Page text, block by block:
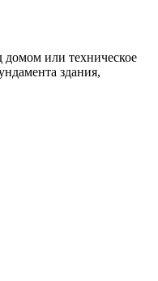
или техническое
здания,